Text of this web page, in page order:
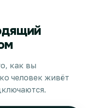
как вы
человек живёт